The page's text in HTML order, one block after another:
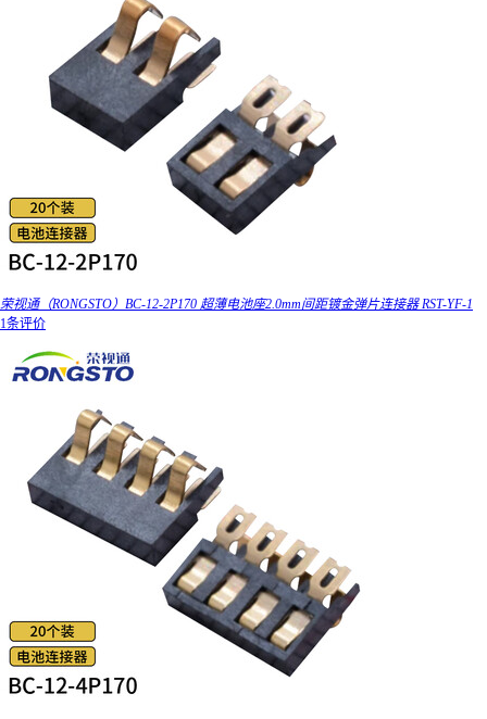
荣视通（RONGSTO）BC-12-2P170 超薄电池座2.0mm间距镀金弹片连接器 RST-YF-1
1条评价